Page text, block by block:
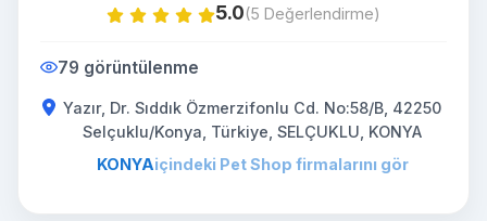
5.0(5 Değerlendirme)
79 görüntülenme
Yazır, Dr. Sıddık Özmerzifonlu Cd. No:58/B, 42250
Selçuklu/Konya, Türkiye, SELÇUKLU, KONYA
KONYAiçindeki Pet Shop firmalarını gör